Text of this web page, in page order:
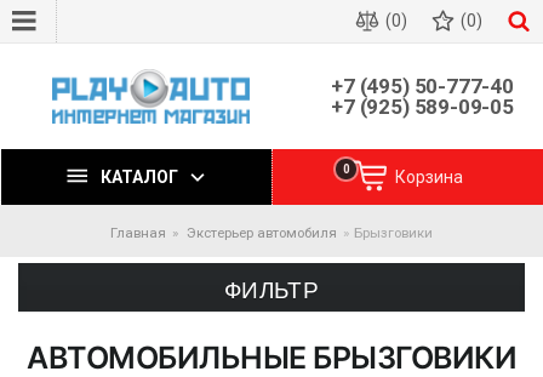
(0) (0)
+7 (495) 50-777-40
+7 (925) 589-09-05
КАТАЛОГ Корзина
0
Главная Экстерьер автомобиля Брызговики
ФИЛЬТР
АВТОМОБИЛЬНЫЕ БРЫЗГОВИКИ